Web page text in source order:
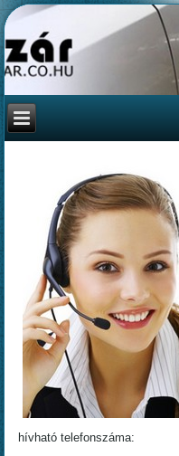
hívható telefonszáma: